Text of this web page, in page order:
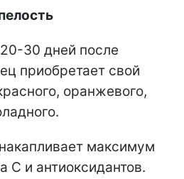
30 дней после
приобретает свой
оранжевого,
максимум
С и антиоксидантов.